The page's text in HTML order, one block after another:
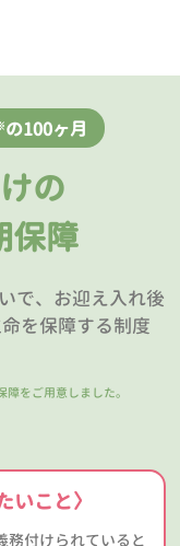
の100ヶ月
の
保障
で、お迎え入れ後
を保障する制度
障をご用意しました。
いこと〉
務付けられていると